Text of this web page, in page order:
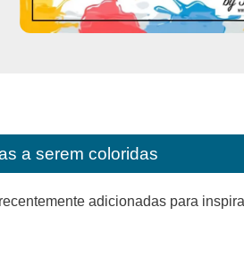
a serem coloridas
adicionadas para